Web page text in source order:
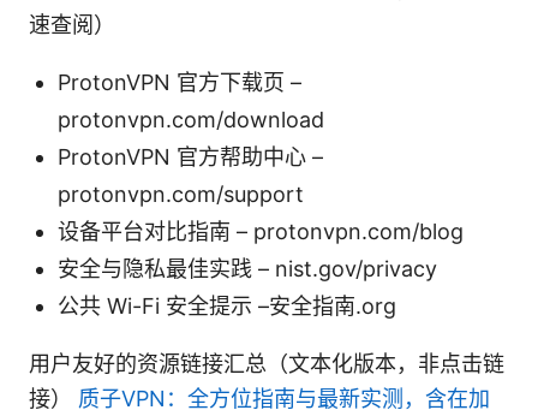
速查阅）
ProtonVPN 官方下载页 –
protonvpn.com/download
ProtonVPN 官方帮助中心 –
protonvpn.com/support
设备平台对比指南 – protonvpn.com/blog
安全与隐私最佳实践 – nist.gov/privacy
公共 Wi-Fi 安全提示 –安全指南.org
用户友好的资源链接汇总（文本化版本，非点击链
接） 质子VPN：全方位指南与最新实测，含在加